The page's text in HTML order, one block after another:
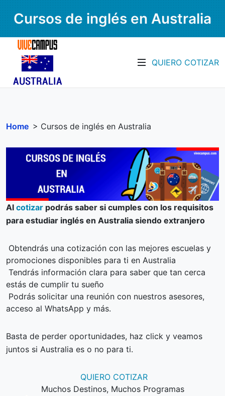
Cursos de inglés en Australia
QUIERO COTIZAR
Home > Cursos de inglés en Australia
Al cotizar podrás saber si cumples con los requisitos
para estudiar inglés en Australia siendo extranjero
Obtendrás una cotización con las mejores escuelas y
promociones disponibles para ti en Australia
Tendrás información clara para saber que tan cerca
estás de cumplir tu sueño
Podrás solicitar una reunión con nuestros asesores,
acceso al WhatsApp y más.
Basta de perder oportunidades, haz click y veamos
juntos si Australia es o no para ti.
QUIERO COTIZAR
Muchos Destinos, Muchos Programas